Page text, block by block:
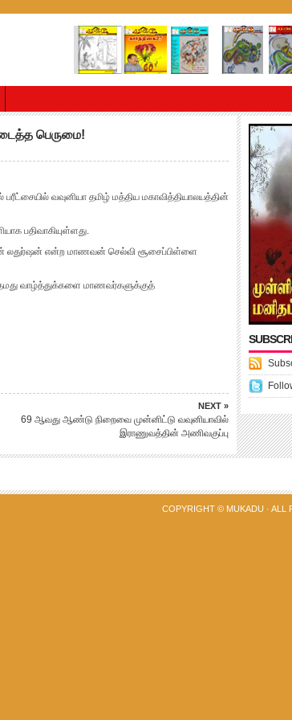
பெருமை!
வவுனியா தமிழ் மத்திய மகாவித்தியாலயத்தின்
பதிவாகியுள்ளது.
லதுர்ஷன் என்ற மாணவன் செல்வி சூசைப்பிள்ளை
தமது வாழ்த்துக்களை மாணவர்களுக்குத்
NEXT »
69 ஆவது ஆண்டு நிறைவை முன்னிட்டு வவுனியாவில்
இராணுவத்தின் அணிவகுப்பு
COPYRIGHT © MUKADU · ALL